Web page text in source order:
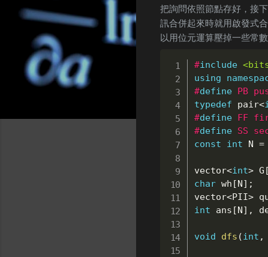
把詢問依照節點存好，接
訊合併起來時就用啟發式
以用位元運算壓掉一些常
#include
using
#define PB
typedef pair<
#define FF
#define SS
const
int N =
vector<int> G [
char wh [N] ;
vector<PII>
int ans [N] ,
void dfs (int ,